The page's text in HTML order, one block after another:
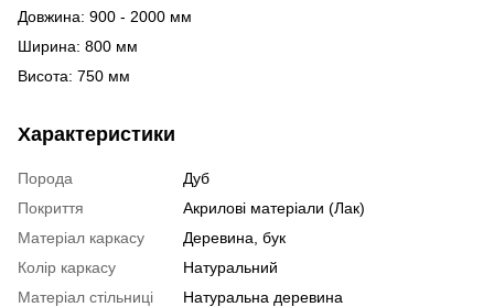
Довжина: 900 - 2000 мм
Ширина: 800 мм
Висота: 750 мм
Характеристики
Порода
Дуб
Покриття
Акрилові матеріали (Лак)
Матеріал каркасу
Деревина, бук
Колір каркасу
Натуральний
Матеріал стільниці
Натуральна деревина